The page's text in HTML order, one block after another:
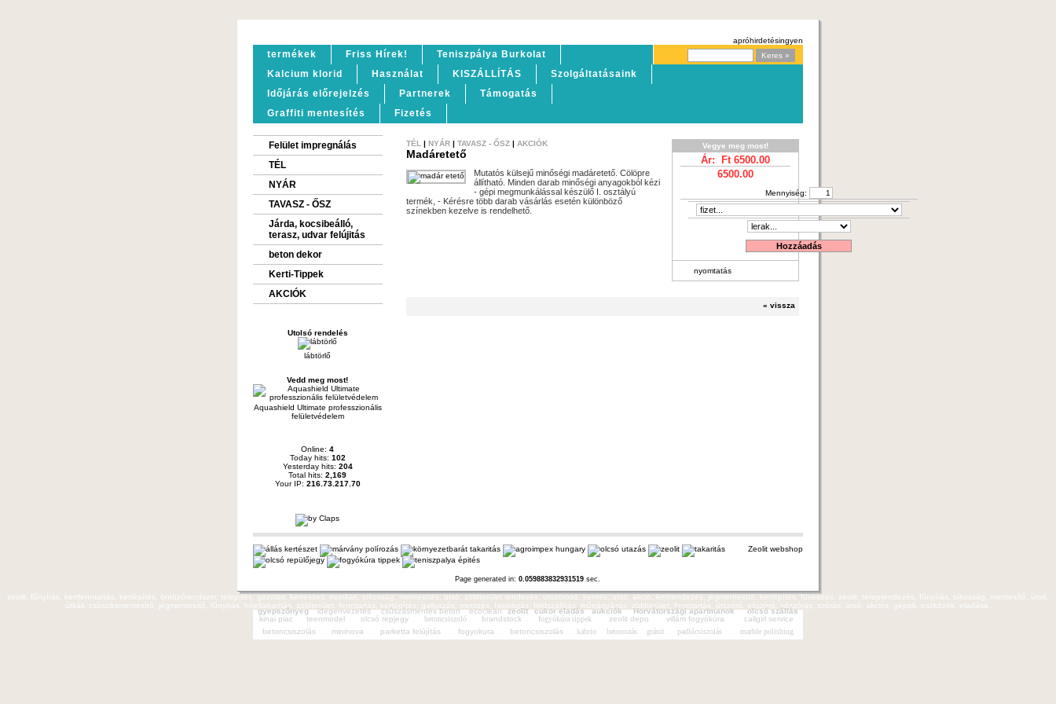
apróhirdetésingyen
termékek Friss Hírek!
Teniszpálya Burkolat
Kalcium klorid
Használat KISZÁLLÍTÁS
Szolgáltatásaink
Időjárás előrejelzés
Partnerek
Támogatás
Graffiti mentesítés
Fizetés
Felület impregnálás
TÉL
NYÁR
TAVASZ - ŐSZ
Járda, kocsibeálló,
terasz, udvar felújitás
beton dekor
Kerti-Tippek
AKCIÓK
Utolsó rendelés
lábtörlő
Vedd meg most!
Aquashield Ultimate professzionális
felületvédelem
Online: 4
Today hits: 102
Yesterday hits: 204
Total hits: 2,169
Your IP: 216.73.217.70
Vegye meg most!
Ár: Ft 6500.00
6500.00
Mennyiség:
nyomtatás
TÉL | NYÁR| TAVASZ - ŐSZ| AKCIÓK
Madáretető
Mutatós külsejű minőségi madáretető. Cölöpre
állítható. Minden darab minőségi anyagokból kézi
- gépi megmunkálással készülő I. osztályú
termék, - Kérésre több darab vásárlás esetén különböző
színekben kezelve is rendelhető.
« vissza
Zeolit webshop
Page generated in: 0.059883832931519 sec.
zeolit, fűnyírás, kertfenntartás, kertépítés, öntözőrendszer, telepítés, gazolás, kertészeti, munkák, síkosság, mentesítés, útsó, zöldterület rendezés, útszórósó, kerítés, útsó, akció, kertrendezés, jégmentesítő, kertépítés, füvesítés, zeolit, tereprendezés, fűnyírás, síkosság, mentesítő, útsó,
útkáli, csúszásmentesítő, jégmentesítő, fűnyírás, hóeltakarítás, zöldterület, fenntartás, kertépítés, gallyazás, metszés, fakivágás, földszállítás, műtrágyázás, zöldterület, fenntartás, útszóró, sószóró, sószórás, szórás, útsó, akciós, gépek, eszközök, eladása.
gyepszőnyeg idegenvezetés csúszásmentes beton ecoclean zeolit cukor eladás aukciók Horvátországi apartmanok
olcsó szállás
kinai piac
teenmodel olcsó repjegy betoncsiszoló brandstock fogyókúra tippek zeolit depo villám fogyókúra
callgirl service
betoncsiszolás
mininova parketta felújítás fogyokura betoncsiszolás kabrio betonozás gránit padlócsiszolás marble polishing